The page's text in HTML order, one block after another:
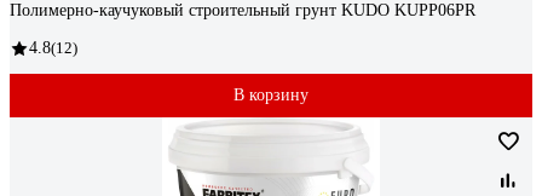
Полимерно-каучуковый строительный грунт KUDO KUPP06PR
4.8(12)
В корзину